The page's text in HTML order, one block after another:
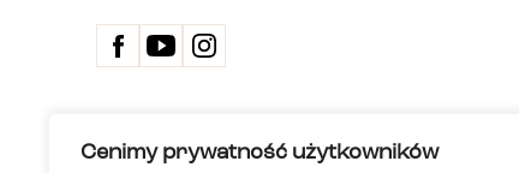
Cenimy prywatność użytkowników